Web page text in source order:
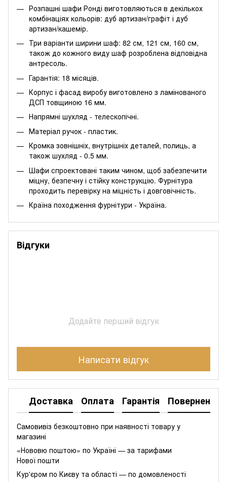
Розпашні шафи Ронді виготовляються в декількох
комбінаціях кольорів: дуб артизан/графіт і дуб
артизан/кашемір.
Три варіанти ширини шаф: 82 см, 121 см, 160 см,
також до кожного виду шаф розроблена відповідна
антресоль.
Гарантія: 18 місяців.
Корпус і фасад виробу виготовлено з ламінованого
ДСП товщиною 16 мм.
Напрямні шухляд - телескопічні.
Матеріал ручок - пластик.
Кромка зовнішніх, внутрішніх деталей, полиць, а
також шухляд - 0.5 мм.
Шафи спроектовані таким чином, щоб забезпечити
міцну, безпечну і стійку конструкцію. Фурнітура
проходить перевірку на міцність і довговічність.
Країна походження фурнітури - Україна.
Відгуки
Додайте перший відгук
Написати відгук
Доставка Оплата Гарантія Повернення
Самовивіз безкоштовно при наявності товару у
магазині
«Нововю поштою» по Україні — за тарифами
Нової пошти
Кур'єром по Києву та області — по домовленості